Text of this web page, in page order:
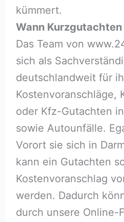
kümmert.
Wann
Das Team von
sich als
deutschlandweit für
Kostenvoranschläge,
oder Kfz-Gutachten
sowie Autounfälle.
Vorort sie sich in
kann ein Gutachten
Kostenvoranschlag
werden. Dadurch
durch unsere Online-